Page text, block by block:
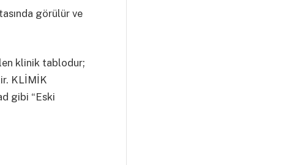
görülür ve
klinik tablodur;
KLİMİK
gibi “Eski